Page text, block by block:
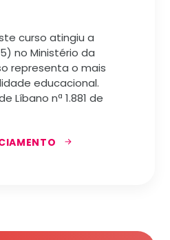
curso atingiu a
no Ministério da
representa o mais
educacional.
Líbano nª 1.881 de